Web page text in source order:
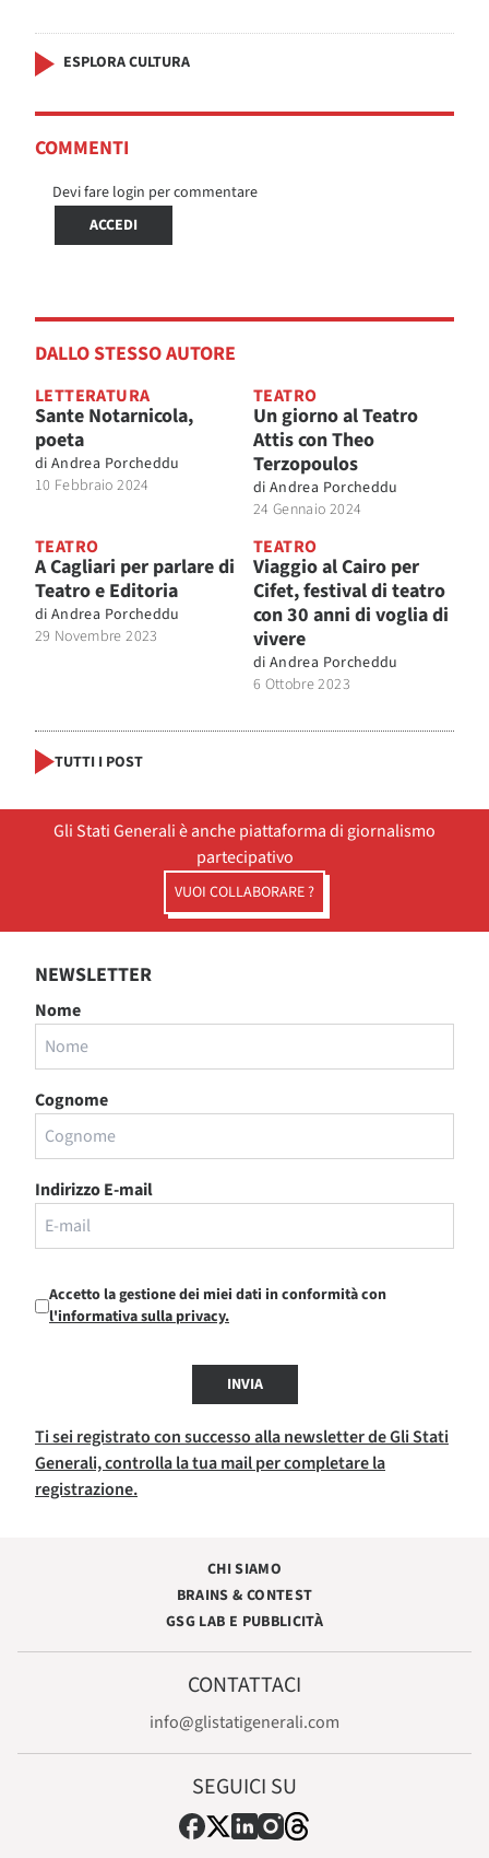
ESPLORA CULTURA
COMMENTI
Devi fare login per commentare
ACCEDI
DALLO STESSO AUTORE
LETTERATURA
Sante Notarnicola,
poeta
di Andrea Porcheddu
10 Febbraio 2024
TEATRO
Un giorno al Teatro
Attis con Theo
Terzopoulos
di Andrea Porcheddu
24 Gennaio 2024
TEATRO
A Cagliari per parlare di
Teatro e Editoria
di Andrea Porcheddu
29 Novembre 2023
TEATRO
Viaggio al Cairo per
Cifet, festival di teatro
con 30 anni di voglia di
vivere
di Andrea Porcheddu
6 Ottobre 2023
TUTTI I POST
Gli Stati Generali è anche piattaforma di giornalismo
partecipativo
VUOI COLLABORARE ?
NEWSLETTER
Nome
Cognome
Indirizzo E-mail
Accetto la gestione dei miei dati in conformità con
l'informativa sulla privacy.
INVIA
Ti sei registrato con successo alla newsletter de Gli Stati
Generali, controlla la tua mail per completare la
registrazione.
CHI SIAMO
BRAINS & CONTEST
GSG LAB E PUBBLICITÀ
CONTATTACI
info@glistatigenerali.com
SEGUICI SU